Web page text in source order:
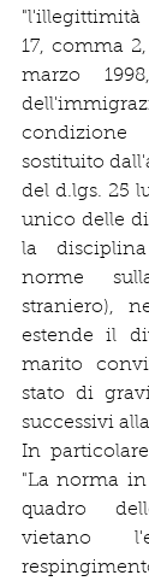
17, comma
marzo
condizione
sostituito
del d.lgs. 25
unico delle
la
norme
straniero),
estende il
marito
stato di
successivi
In
"La norma
quadro
vietano